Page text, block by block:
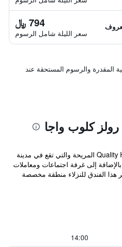
794 ﷼
سعر الليلة شامل الرسوم
المقدرة والرسوم المستحقة عند
كلوب واجا
توفر Quality Hotel Rules Club Wagga المريحة والتي تقع في مدينة
إلى غرفة اجتماعات ومعاملات
هذا الفندق للنزلاء منطقة مخصصة
14:00